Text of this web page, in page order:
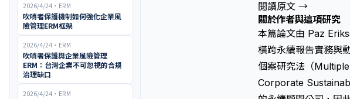
2026/4/24 ・ ERM
吹哨者保護機制如何強化企業風
險管理ERM框架
2026/4/24 ・ ERM
吹哨者保護與企業風險管理
ERM：台灣企業不可忽視的合規
治理缺口
2026/4/24 ・ ERM
閱讀原文 →
關於作者與這項研究
本篇論文由 Paz
橫跨永續報告實務與
個案研究法（
Corporate